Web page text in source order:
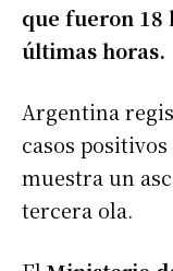
que fueron 18
últimas horas.
Argentina
casos
muestra un
tercera ola.